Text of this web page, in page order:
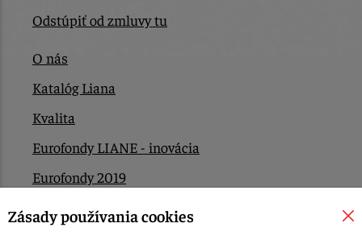
Odstúpiť od zmluvy tu
O nás
Katalóg Liana
Kvalita
Eurofondy LIANE - inovácia
Eurofondy 2019
Eurofondy 2022/2023
Zásady používania cookies